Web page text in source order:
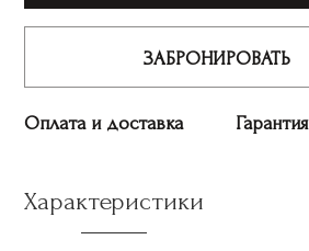
ЗАБРОНИРОВАТЬ
Оплата и доставка Гарантия
Характеристики